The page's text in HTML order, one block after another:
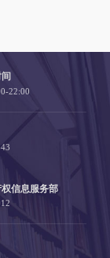
22:00
信息服务部